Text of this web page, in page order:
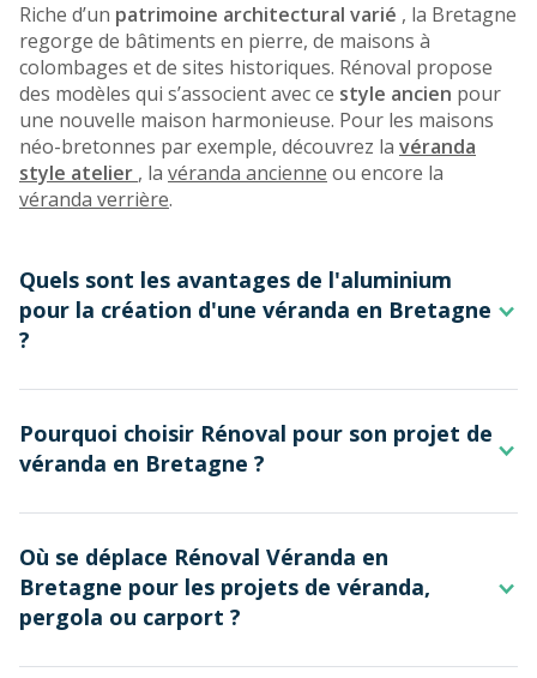
Riche d’un patrimoine architectural varié , la Bretagne
regorge de bâtiments en pierre, de maisons à
colombages et de sites historiques. Rénoval propose
des modèles qui s’associent avec ce style ancien pour
une nouvelle maison harmonieuse. Pour les maisons
néo-bretonnes par exemple, découvrez la véranda
style atelier , la véranda ancienne ou encore la
véranda verrière.
Quels sont les avantages de l'aluminium
pour la création d'une véranda en Bretagne
?
L'aluminium possède de nombreux avantages pour la
création de votre construction extérieure.
Performant : par l'installation de ponts
thermiques, il est un merveilleuxisolant
thermique et phonique
Esthétique : modulable et
Pourquoi choisir Rénoval pour son projet de
véranda en Bretagne ?
Fabricant français depuis plus de 40 ans
propose destechnologies de pointe pour vos projets
d’extension de maison. Proposant l’exclusivité des
coulissants à levage et des
Où se déplace Rénoval Véranda en
Bretagne pour les projets de véranda,
pergola ou carport ?